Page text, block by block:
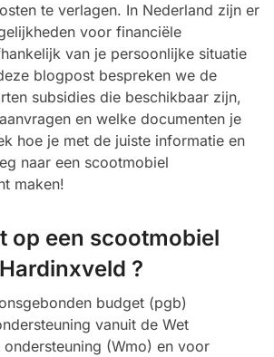
te verlagen. In Nederland zijn er
voor financiële
van je persoonlijke situatie
blogpost bespreken we de
subsidies die beschikbaar zijn,
en welke documenten je
hoe je met de juiste informatie en
naar een scootmobiel
maken!
op een scootmobiel
?
budget (pgb)
vanuit de Wet
(Wmo) en voor